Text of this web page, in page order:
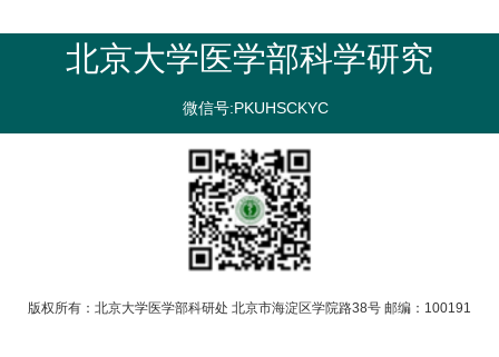
北京大学医学部科学研究
微信号:PKUHSCKYC
版权所有：北京大学医学部科研处 北京市海淀区学院路38号 邮编：100191